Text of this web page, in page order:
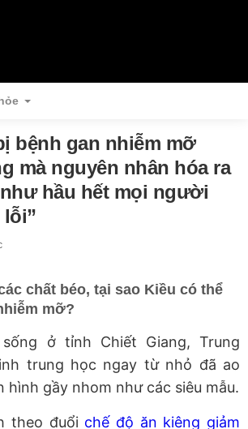
bệnh gan nhiễm mỡ
mà nguyên nhân hóa ra
hầu hết mọi người
chất béo, tại sao Kiều có thể
mỡ?
ở tỉnh Chiết Giang, Trung
trung học ngay từ nhỏ đã ao
hình gầy nhom như các siêu mẫu.
theo đuổi chế độ ăn kiêng giảm